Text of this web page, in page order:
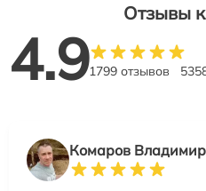
Отзывы
4.91799 отзывов
Комаров Владимир